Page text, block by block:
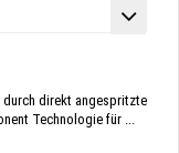
direkt angespritzte
Technologie für ...